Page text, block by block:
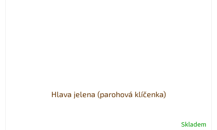
Hlava jelena (parohová klíčenka)
Skladem